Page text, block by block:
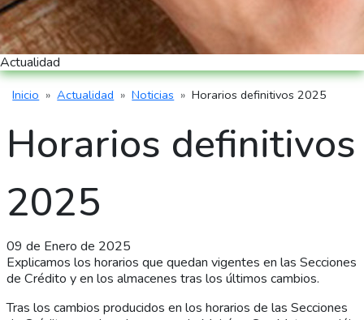
Actualidad
Ruta de navegación
Inicio Actualidad Noticias Horarios definitivos 2025
Horarios definitivos
2025
09 de Enero de 2025
Explicamos los horarios que quedan vigentes en las Secciones
de Crédito y en los almacenes tras los últimos cambios.
Tras los cambios producidos en los horarios de las Secciones